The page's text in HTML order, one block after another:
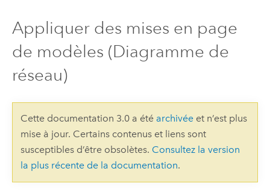
Appliquer des mises en page
de modèles (Diagramme de
réseau)
Cette documentation 3.0 a été archivéeet n’est plus
mise à jour. Certains contenus et liens sont
susceptibles d’être obsolètes. Consultez la version
la plus récente de la documentation.